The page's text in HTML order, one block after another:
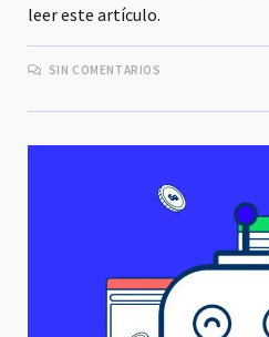
leer este artículo.
SIN COMENTARIOS